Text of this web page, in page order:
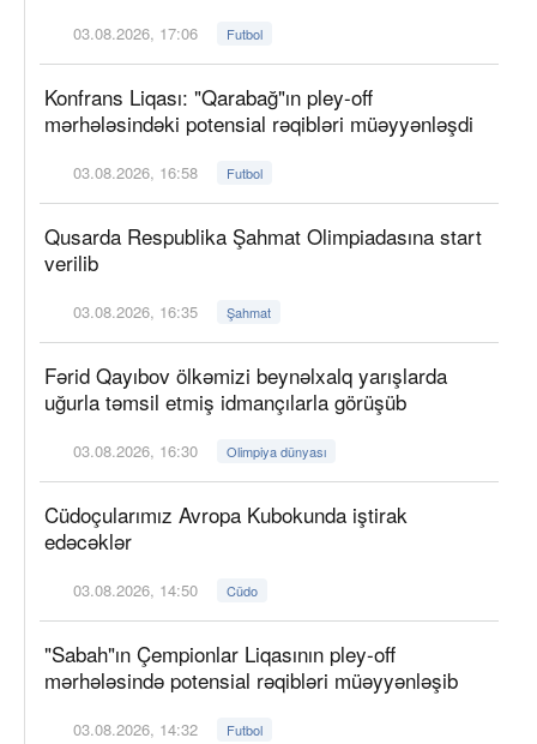
03.08.2026, 17:06 Futbol
Konfrans Liqası: "Qarabağ"ın pley-off
mərhələsindəki potensial rəqibləri müəyyənləşdi
03.08.2026, 16:58 Futbol
Qusarda Respublika Şahmat Olimpiadasına start
verilib
03.08.2026, 16:35 Şahmat
Fərid Qayıbov ölkəmizi beynəlxalq yarışlarda
uğurla təmsil etmiş idmançılarla görüşüb
03.08.2026, 16:30 Olimpiya dünyası
Cüdoçularımız Avropa Kubokunda iştirak
edəcəklər
03.08.2026, 14:50 Cüdo
"Sabah"ın Çempionlar Liqasının pley-off
mərhələsində potensial rəqibləri müəyyənləşib
03.08.2026, 14:32 Futbol